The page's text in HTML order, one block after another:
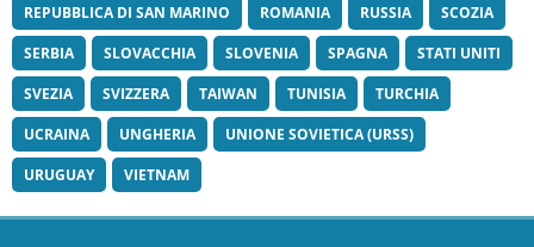
REPUBBLICA DI SAN MARINO
ROMANIA RUSSIA
SCOZIA
SERBIA
SLOVACCHIA SLOVENIA SPAGNA
STATI UNITI
SVEZIA
SVIZZERA TAIWAN TUNISIA
TURCHIA
UCRAINA
UNGHERIA
UNIONE SOVIETICA (URSS)
URUGUAY
VIETNAM